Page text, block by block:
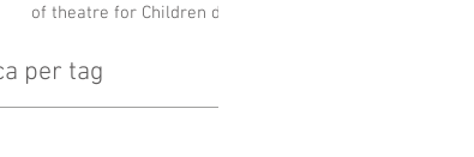
of theatre for Children di
per tag